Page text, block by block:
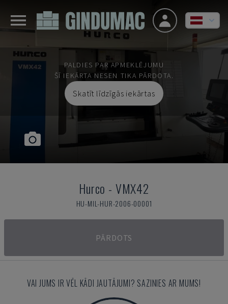
PALDIES PAR APMEKLĒJUMU
ŠĪ IEKĀRTA NESEN TIKA PĀRDOTA.
Skatīt līdzīgās iekārtas
Hurco - VMX42
HU-MIL-HUR-2006-00001
PĀRDOTS
VAI JUMS IR VĒL KĀDI JAUTĀJUMI? SAZINIES AR MUMS!